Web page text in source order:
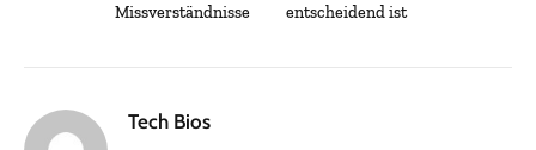
Missverständnisse
entscheidend ist
Tech Bios